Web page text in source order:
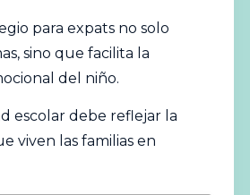
para expats no solo
sino que facilita la
del niño.
escolar debe reflejar la
viven las familias en